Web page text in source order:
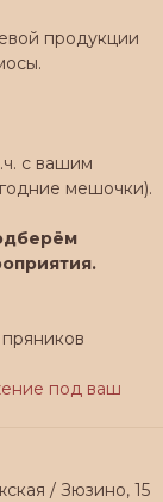
продукции
с вашим
мешочки).
под ваш
/ Зюзино, 15